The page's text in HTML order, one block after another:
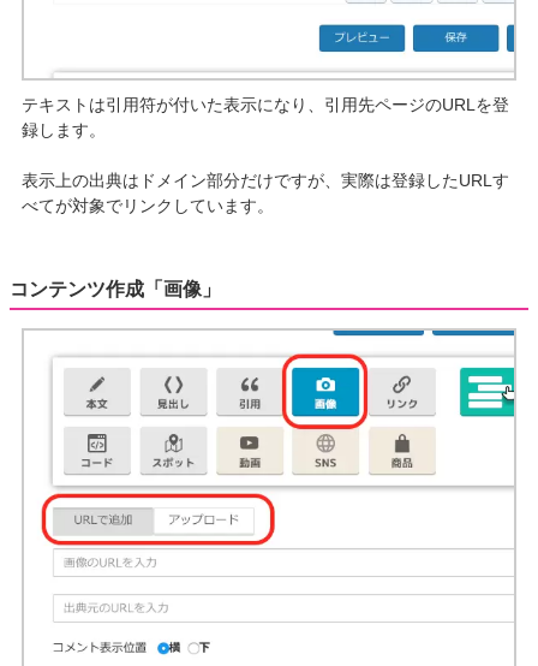
テキストは引用符が付いた表示になり、引用先ページのURLを登
録します。
表示上の出典はドメイン部分だけですが、実際は登録したURLす
べてが対象でリンクしています。
コンテンツ作成「画像」